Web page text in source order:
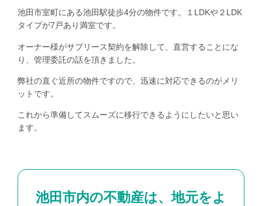
池田市室町にある池田駅徒歩4分の物件です。１LDKや２LDK
タイプが7戸あり満室です。
オーナー様がサブリース契約を解除して、直営することにな
り、管理委託の話を頂きました。
弊社の直ぐ近所の物件ですので、迅速に対応できるのがメリ
ットです。
これから準備してスムーズに移行できるようにしたいと思い
ます。
池田市内の不動産は、地元をよ